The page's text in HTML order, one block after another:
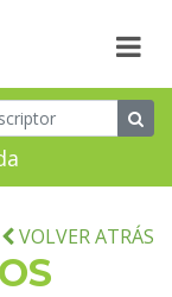
VOLVER ATRÁS